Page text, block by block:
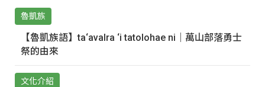
魯凱族
【魯凱族語】ta‘avalra ‘i tatolohae ni｜萬山部落勇士
祭的由來
文化介紹